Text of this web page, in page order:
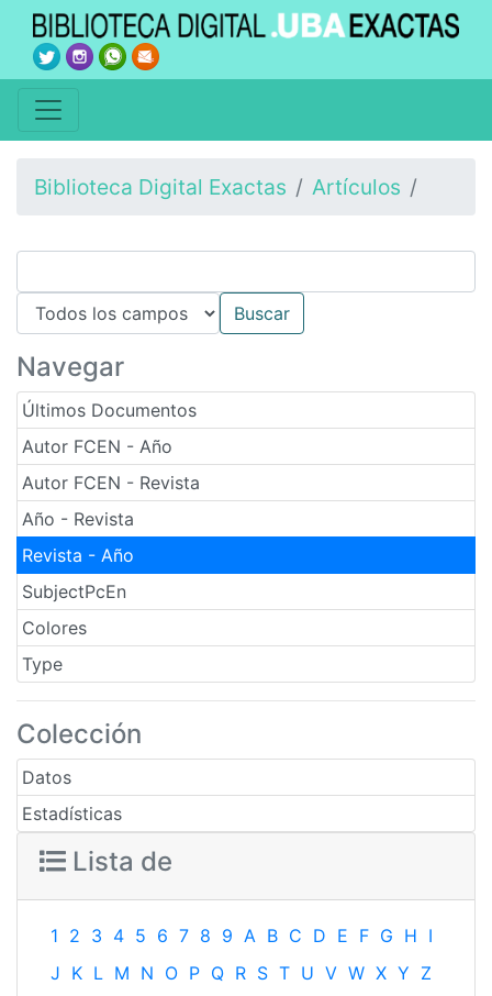
Biblioteca Digital Exactas Artículos
Navegar
Últimos Documentos
Autor FCEN - Año
Autor FCEN - Revista
Año - Revista
Revista - Año
SubjectPcEn
Colores
Type
Colección
Datos
Estadísticas
Lista de
1 2 3 4 5 6 7 8 9 A B C D E F G H I
J K L M N O P Q R S T U V W X Y Z